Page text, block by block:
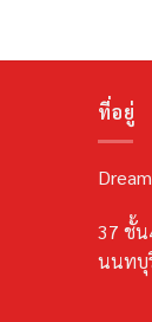
ที่อยู่
37 ชั้น
นนทบุ